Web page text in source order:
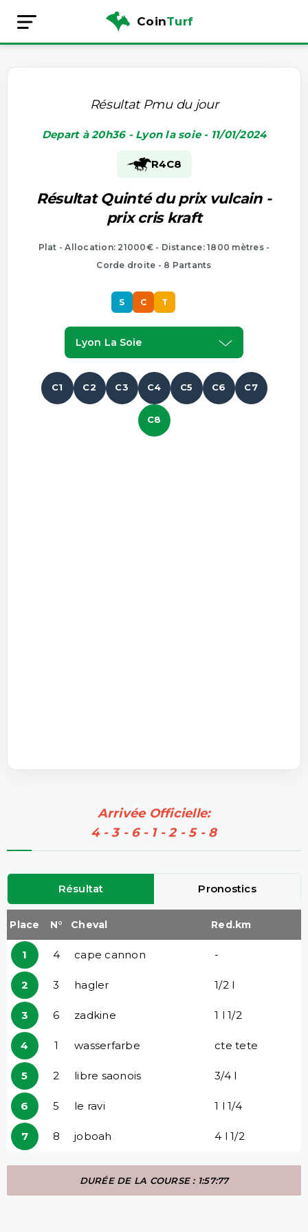
CoinTurf
Résultat Pmu du jour
Depart à 20h36 - Lyon la soie - 11/01/2024
R4C8
Résultat Quinté du prix vulcain -
prix cris kraft
Plat - Allocation: 21000€ - Distance: 1800 mètres -
Corde droite - 8 Partants
S C T
Lyon La Soie
C1 C2 C3 C4 C5 C6 C7
C8
Arrivée Officielle:
4 - 3 - 6 - 1 - 2 - 5 - 8
Résultat Pronostics
Place N° Cheval Red.km
1 4 cape cannon -
2 3 hagler 1/2 l
3 6 zadkine 1 l 1/2
4 1 wasserfarbe cte tete
5 2 libre saonois 3/4 l
6 5 le ravi 1 l 1/4
7 8 joboah 4 l 1/2
DURÉE DE LA COURSE : 1:57:77